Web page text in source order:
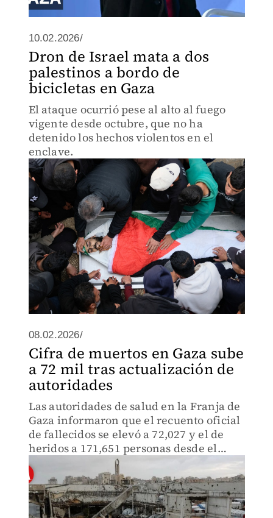
10.02.2026/
Dron de Israel mata a dos
palestinos a bordo de
bicicletas en Gaza
El ataque ocurrió pese al alto al fuego
vigente desde octubre, que no ha
detenido los hechos violentos en el
enclave.
08.02.2026/
Cifra de muertos en Gaza sube
a 72 mil tras actualización de
autoridades
Las autoridades de salud en la Franja de
Gaza informaron que el recuento oficial
de fallecidos se elevó a 72,027 y el de
heridos a 171,651 personas desde el
inicio de las hostilidades el 7 de octubre
de 2023.